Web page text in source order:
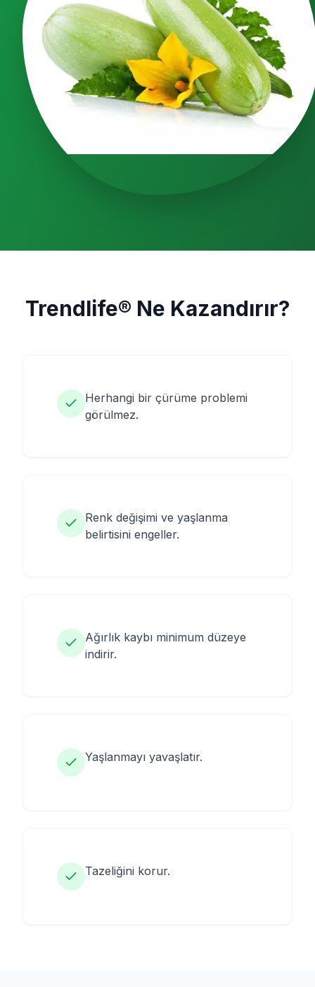
Trendlife® Ne Kazandırır?
Herhangi bir çürüme problemi
görülmez.
Renk değişimi ve yaşlanma
belirtisini engeller.
Ağırlık kaybı minimum düzeye
indirir.
Yaşlanmayı yavaşlatır.
Tazeliğini korur.